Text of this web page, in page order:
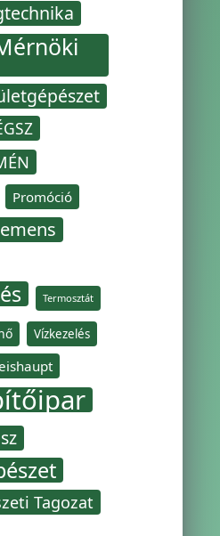
Promóció
Termosztát
Vízkezelés
Tagozat